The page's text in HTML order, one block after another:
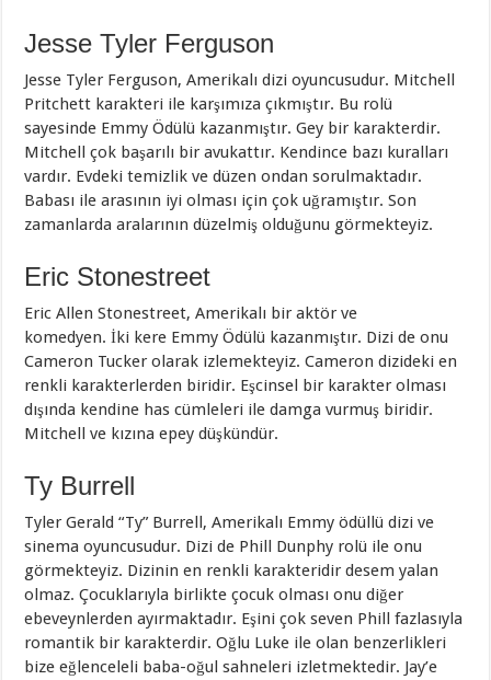
Jesse Tyler Ferguson
Jesse Tyler Ferguson, Amerikalı dizi oyuncusudur. Mitchell
Pritchett karakteri ile karşımıza çıkmıştır. Bu rolü
sayesinde Emmy Ödülü kazanmıştır. Gey bir karakterdir.
Mitchell çok başarılı bir avukattır. Kendince bazı kuralları
vardır. Evdeki temizlik ve düzen ondan sorulmaktadır.
Babası ile arasının iyi olması için çok uğramıştır. Son
zamanlarda aralarının düzelmiş olduğunu görmekteyiz.
Eric Stonestreet
Eric Allen Stonestreet, Amerikalı bir aktör ve
komedyen. İki kere Emmy Ödülü kazanmıştır. Dizi de onu
Cameron Tucker olarak izlemekteyiz. Cameron dizideki en
renkli karakterlerden biridir. Eşcinsel bir karakter olması
dışında kendine has cümleleri ile damga vurmuş biridir.
Mitchell ve kızına epey düşkündür.
Ty Burrell
Tyler Gerald “Ty” Burrell, Amerikalı Emmy ödüllü dizi ve
sinema oyuncusudur. Dizi de Phill Dunphy rolü ile onu
görmekteyiz. Dizinin en renkli karakteridir desem yalan
olmaz. Çocuklarıyla birlikte çocuk olması onu diğer
ebeveynlerden ayırmaktadır. Eşini çok seven Phill fazlasıyla
romantik bir karakterdir. Oğlu Luke ile olan benzerlikleri
bize eğlenceleli baba-oğul sahneleri izletmektedir. Jay’e